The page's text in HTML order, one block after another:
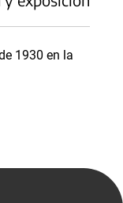
1930 en la